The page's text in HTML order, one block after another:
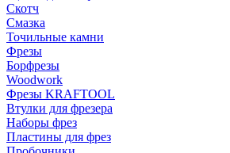
Скотч
Смазка
Точильные камни
Фрезы
Борфрезы
Woodwork
Фрезы KRAFTOOL
Втулки для фрезера
Наборы фрез
Пластины для фрез